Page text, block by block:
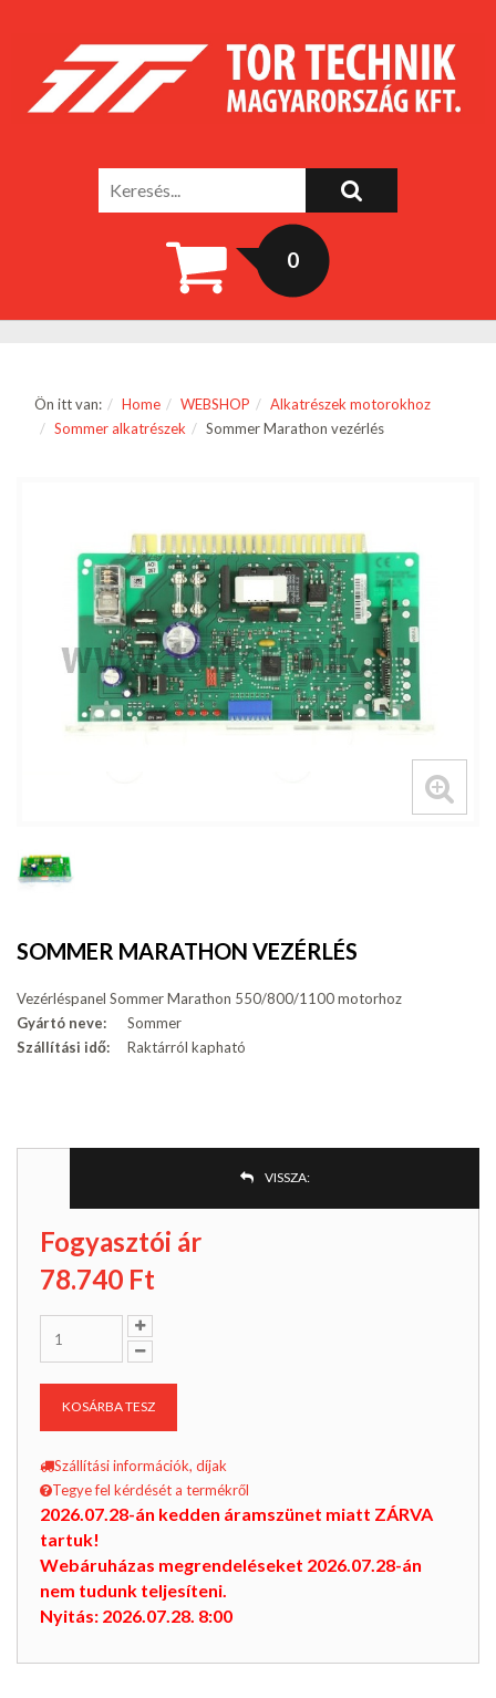
0
Ön itt van: Home WEBSHOP
Alkatrészek motorokhoz
Sommer alkatrészek
Sommer Marathon vezérlés
SOMMER MARATHON VEZÉRLÉS
Vezérléspanel Sommer Marathon 550/800/1100 motorhoz
Gyártó neve:
Sommer
Szállítási idő:
Raktárról kapható
VISSZA:
Fogyasztói ár
78.740 Ft
KOSÁRBA TESZ
Szállítási információk, díjak
Tegye fel kérdését a termékről
2026.07.28-án kedden áramszünet miatt ZÁRVA
tartuk!
Webáruházas megrendeléseket 2026.07.28-án
nem tudunk teljesíteni.
Nyitás: 2026.07.28. 8:00